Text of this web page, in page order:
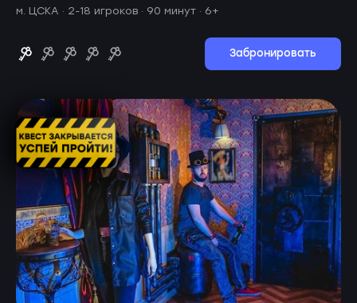
м. ЦСКА · 2-18 игроков · 90 минут · 6+
Забронировать